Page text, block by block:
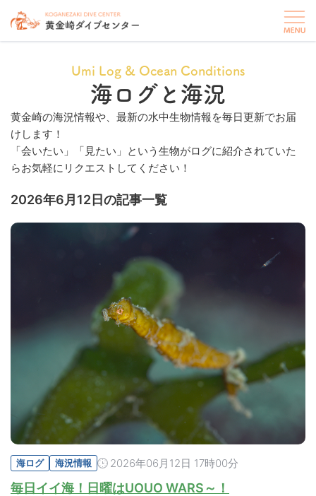
Umi Log & Ocean Conditions
海ログと海況
黄金崎の海況情報や、最新の水中生物情報を毎日更新でお届
けします！
「会いたい」「見たい」という生物がログに紹介されていた
らお気軽にリクエストしてください！
2026年6月12日の記事一覧
海ログ 海況情報 2026年06月12日 17時00分
毎日イイ海！日曜はUOUO WARS～！